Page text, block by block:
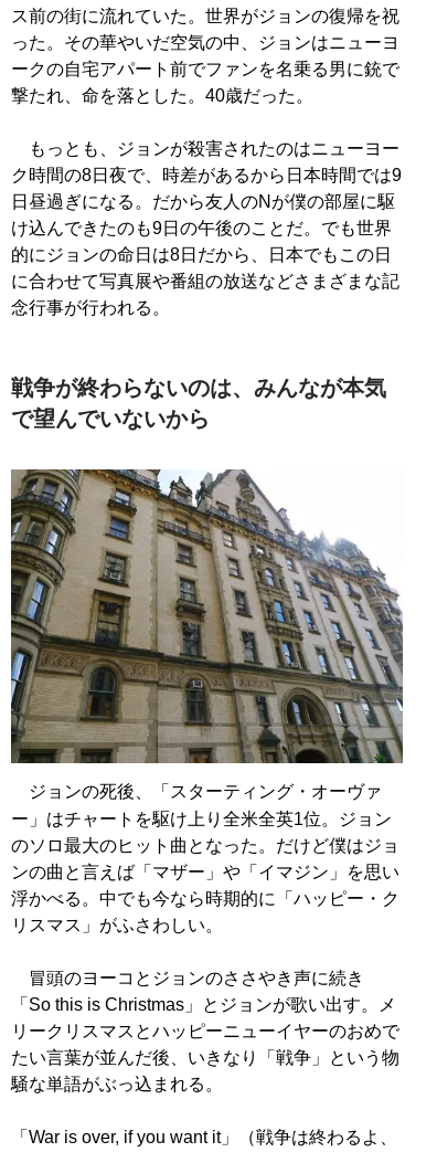
ス前の街に流れていた。世界がジョンの復帰を祝
った。その華やいだ空気の中、ジョンはニューヨ
ークの自宅アパート前でファンを名乗る男に銃で
撃たれ、命を落とした。40歳だった。
もっとも、ジョンが殺害されたのはニューヨー
ク時間の8日夜で、時差があるから日本時間では9
日昼過ぎになる。だから友人のNが僕の部屋に駆
け込んできたのも9日の午後のことだ。でも世界
的にジョンの命日は8日だから、日本でもこの日
に合わせて写真展や番組の放送などさまざまな記
念行事が行われる。
戦争が終わらないのは、みんなが本気
で望んでいないから
ジョンの死後、「スターティング・オーヴァ
ー」はチャートを駆け上り全米全英1位。ジョン
のソロ最大のヒット曲となった。だけど僕はジョ
ンの曲と言えば「マザー」や「イマジン」を思い
浮かべる。中でも今なら時期的に「ハッピー・ク
リスマス」がふさわしい。
冒頭のヨーコとジョンのささやき声に続き
「So this is Christmas」とジョンが歌い出す。メ
リークリスマスとハッピーニューイヤーのおめで
たい言葉が並んだ後、いきなり「戦争」という物
騒な単語がぶっ込まれる。
「War is over, if you want it」（戦争は終わるよ、